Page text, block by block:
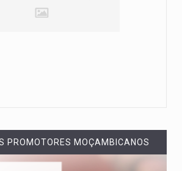
PROMOTORES MOÇAMBICANOS